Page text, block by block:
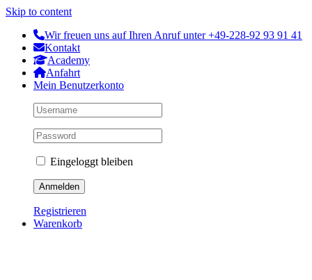
Skip to content
Wir freuen uns auf Ihren Anruf unter +49-228-92 93 91 41
Kontakt
Academy
Anfahrt
Mein Benutzerkonto
Eingeloggt bleiben
Registrieren
Warenkorb